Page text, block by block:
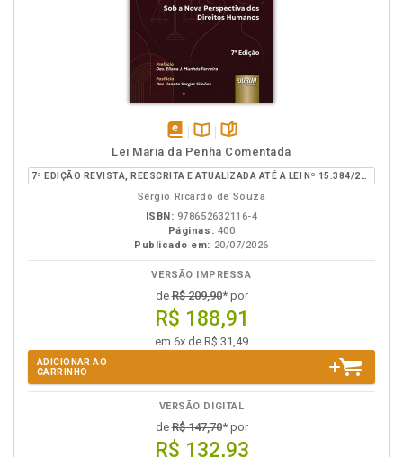
disponível
em
eBook
Disponível
na
B.V.
páginas
Lei Maria da Penha Comentada
Sérgio Ricardo de Souza
ISBN: 978652632116-4
Páginas: 400
Publicado em: 20/07/2026
VERSÃO IMPRESSA
deR$ 209,90* por
R$ 188,91
em 6x de R$ 31,49
ADICIONAR AO
CARRINHO
VERSÃO DIGITAL
deR$ 147,70* por
R$ 132,93